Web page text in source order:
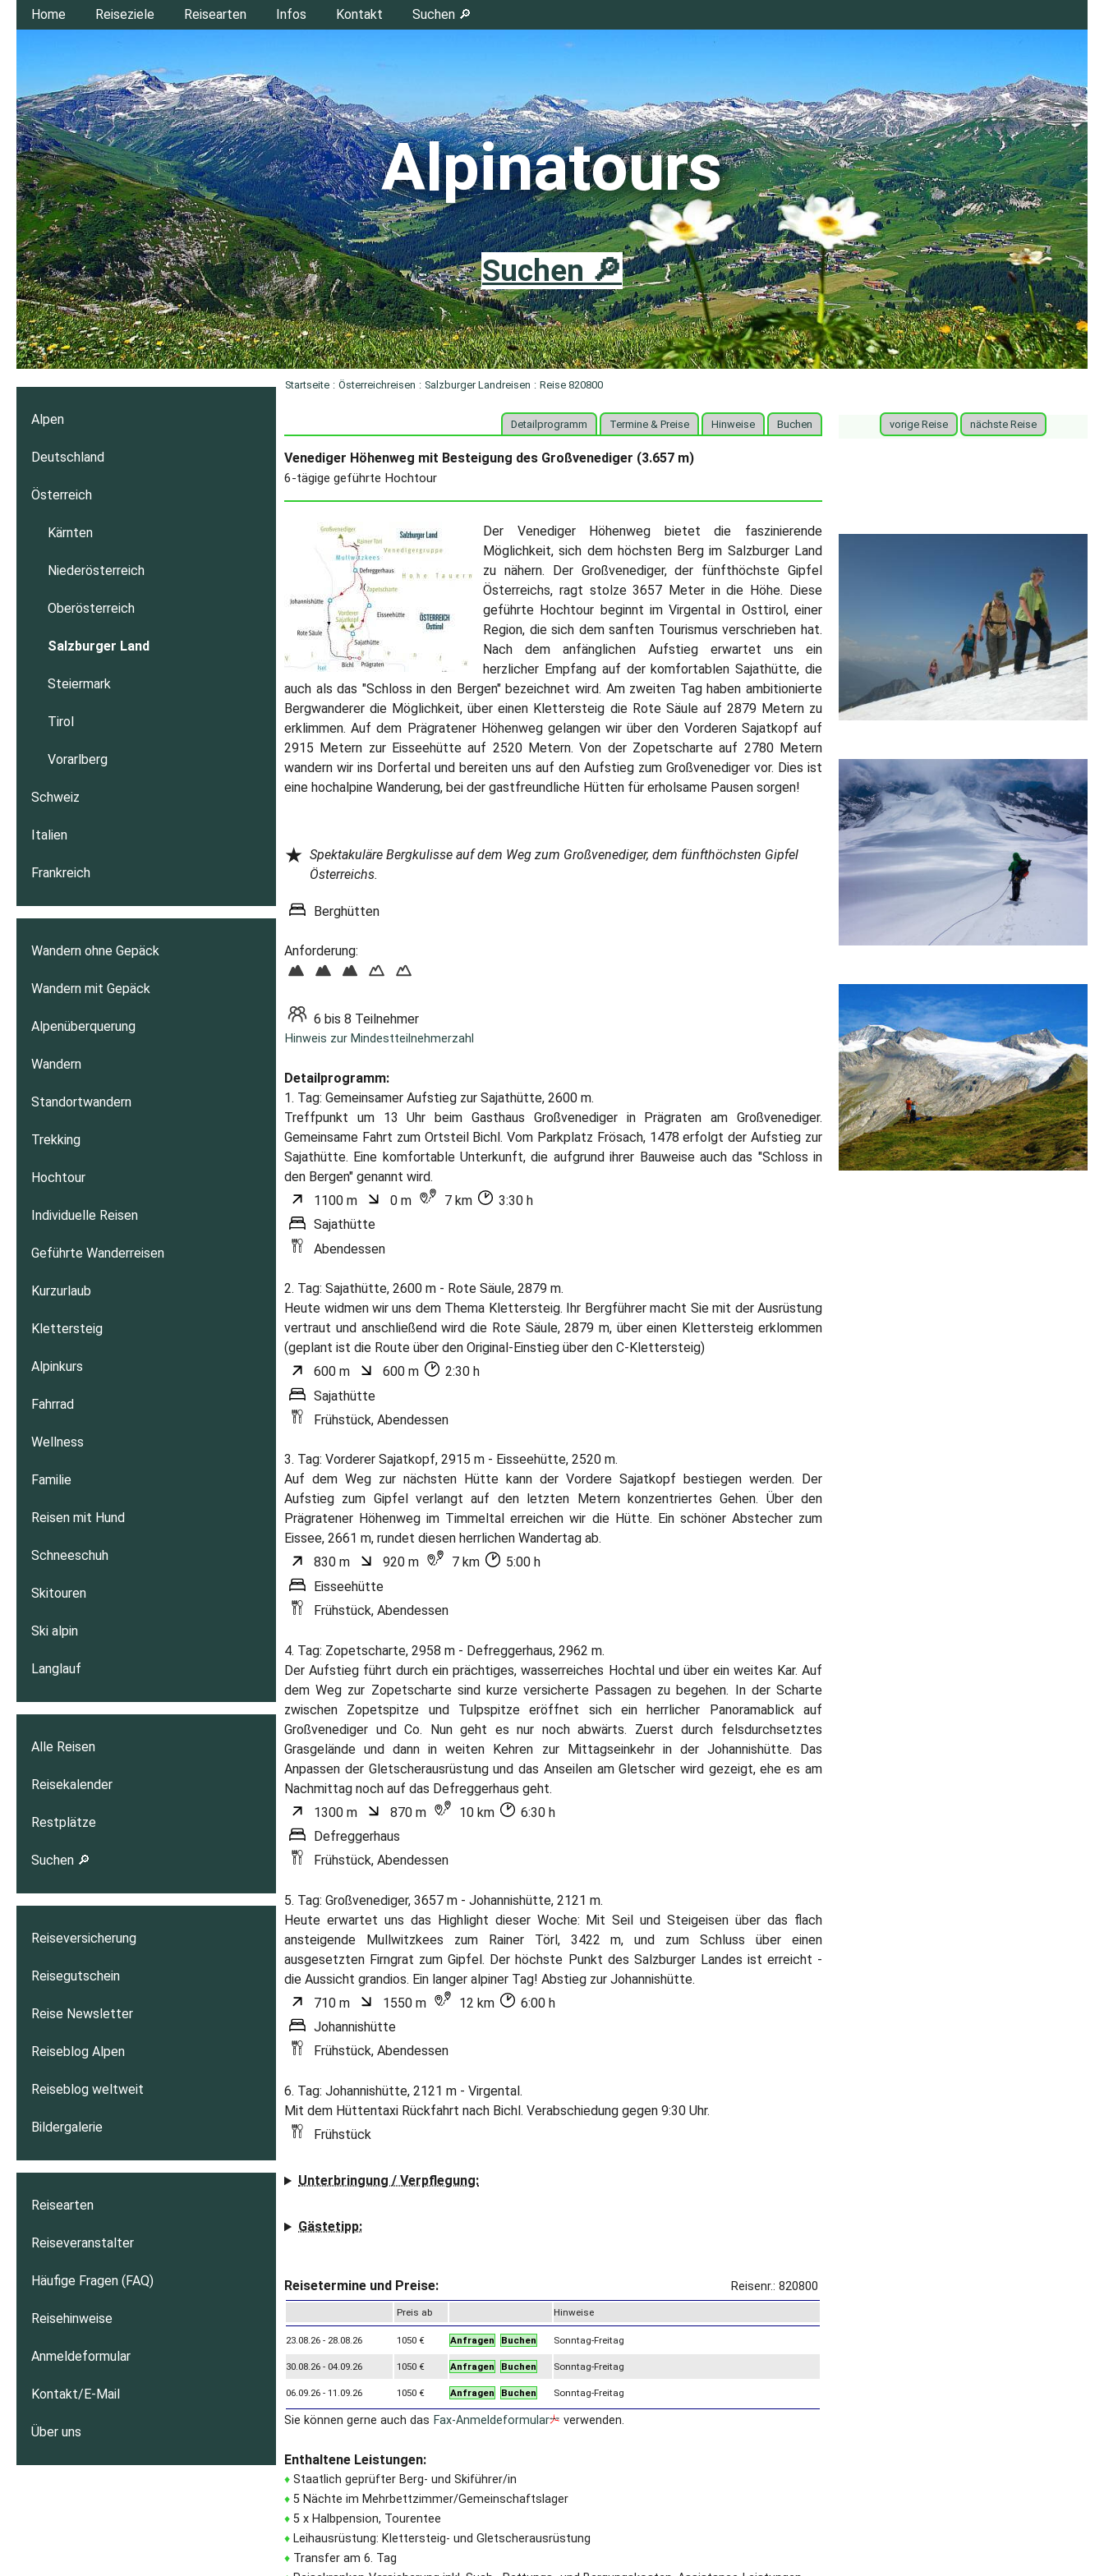
Home Reiseziele Reisearten Infos Kontakt Suchen 🔎
Suchen 🔎
Alpinatours
Startseite : Österreichreisen : Salzburger Landreisen : Reise 820800
Detailprogramm Termine & Preise Hinweise Buchen
Venediger Höhenweg mit Besteigung des Großvenediger (3.657 m)
6-tägige geführte Hochtour
Der Venediger Höhenweg bietet die faszinierende
Möglichkeit, sich dem höchsten Berg im Salzburger Land
zu nähern. Der Großvenediger, der fünfthöchste Gipfel
Österreichs, ragt stolze 3657 Meter in die Höhe. Diese
geführte Hochtour beginnt im Virgental in Osttirol, einer
Region, die sich dem sanften Tourismus verschrieben hat.
Nach dem anfänglichen Aufstieg erwartet uns ein
herzlicher Empfang auf der komfortablen Sajathütte, die
auch als das "Schloss in den Bergen" bezeichnet wird. Am zweiten Tag haben ambitionierte
Bergwanderer die Möglichkeit, über einen Klettersteig die Rote Säule auf 2879 Metern zu
erklimmen. Auf dem Prägratener Höhenweg gelangen wir über den Vorderen Sajatkopf auf
2915 Metern zur Eisseehütte auf 2520 Metern. Von der Zopetscharte auf 2780 Metern
wandern wir ins Dorfertal und bereiten uns auf den Aufstieg zum Großvenediger vor. Dies ist
eine hochalpine Wanderung, bei der gastfreundliche Hütten für erholsame Pausen sorgen!
★ Spektakuläre Bergkulisse auf dem Weg zum Großvenediger, dem fünfthöchsten Gipfel
Österreichs.
Berghütten
Anforderung:
6 bis 8 Teilnehmer
Hinweis zur Mindestteilnehmerzahl
Detailprogramm:
1. Tag: Gemeinsamer Aufstieg zur Sajathütte, 2600 m.
Treffpunkt um 13 Uhr beim Gasthaus Großvenediger in Prägraten am Großvenediger.
Gemeinsame Fahrt zum Ortsteil Bichl. Vom Parkplatz Frösach, 1478 erfolgt der Aufstieg zur
Sajathütte. Eine komfortable Unterkunft, die aufgrund ihrer Bauweise auch das "Schloss in
den Bergen" genannt wird.
1100 m
0 m 7 km
3:30 h
Sajathütte
Abendessen
2. Tag: Sajathütte, 2600 m - Rote Säule, 2879 m.
Heute widmen wir uns dem Thema Klettersteig. Ihr Bergführer macht Sie mit der Ausrüstung
vertraut und anschließend wird die Rote Säule, 2879 m, über einen Klettersteig erklommen
(geplant ist die Route über den Original-Einstieg über den C-Klettersteig)
600 m
600 m
2:30 h
Sajathütte
Frühstück, Abendessen
3. Tag: Vorderer Sajatkopf, 2915 m - Eisseehütte, 2520 m.
Auf dem Weg zur nächsten Hütte kann der Vordere Sajatkopf bestiegen werden. Der
Aufstieg zum Gipfel verlangt auf den letzten Metern konzentriertes Gehen. Über den
Prägratener Höhenweg im Timmeltal erreichen wir die Hütte. Ein schöner Abstecher zum
Eissee, 2661 m, rundet diesen herrlichen Wandertag ab.
830 m
920 m 7 km
5:00 h
Eisseehütte
Frühstück, Abendessen
4. Tag: Zopetscharte, 2958 m - Defreggerhaus, 2962 m.
Der Aufstieg führt durch ein prächtiges, wasserreiches Hochtal und über ein weites Kar. Auf
dem Weg zur Zopetscharte sind kurze versicherte Passagen zu begehen. In der Scharte
zwischen Zopetspitze und Tulpspitze eröffnet sich ein herrlicher Panoramablick auf
Großvenediger und Co. Nun geht es nur noch abwärts. Zuerst durch felsdurchsetztes
Grasgelände und dann in weiten Kehren zur Mittagseinkehr in der Johannishütte. Das
Anpassen der Gletscherausrüstung und das Anseilen am Gletscher wird gezeigt, ehe es am
Nachmittag noch auf das Defreggerhaus geht.
1300 m
870 m 10 km
6:30 h
Defreggerhaus
Frühstück, Abendessen
5. Tag: Großvenediger, 3657 m - Johannishütte, 2121 m.
Heute erwartet uns das Highlight dieser Woche: Mit Seil und Steigeisen über das flach
ansteigende Mullwitzkees zum Rainer Törl, 3422 m, und zum Schluss über einen
ausgesetzten Firngrat zum Gipfel. Der höchste Punkt des Salzburger Landes ist erreicht -
die Aussicht grandios. Ein langer alpiner Tag! Abstieg zur Johannishütte.
710 m
1550 m 12 km
6:00 h
Johannishütte
Frühstück, Abendessen
6. Tag: Johannishütte, 2121 m - Virgental.
Mit dem Hüttentaxi Rückfahrt nach Bichl. Verabschiedung gegen 9:30 Uhr.
Frühstück
Unterbringung / Verpflegung:
Gästetipp:
Reisetermine und Preise: Reisenr.: 820800
Preis ab Hinweise
23.08.26 - 28.08.26 1050 € Anfragen Buchen Sonntag-Freitag
30.08.26 - 04.09.26 1050 € Anfragen Buchen Sonntag-Freitag
06.09.26 - 11.09.26 1050 € Anfragen Buchen Sonntag-Freitag
Sie können gerne auch das Fax-Anmeldeformular verwenden.
Enthaltene Leistungen:
♦ Staatlich geprüfter Berg- und Skiführer/in
♦ 5 Nächte im Mehrbettzimmer/Gemeinschaftslager
♦ 5 x Halbpension, Tourentee
♦ Leihausrüstung: Klettersteig- und Gletscherausrüstung
♦ Transfer am 6. Tag
Alpen
Deutschland
Österreich
Kärnten
Niederösterreich
Oberösterreich
Salzburger Land
Steiermark
Tirol
Vorarlberg
Schweiz
Italien
Frankreich
Wandern ohne Gepäck
Wandern mit Gepäck
Alpenüberquerung
Wandern
Standortwandern
Trekking
Hochtour
Individuelle Reisen
Geführte Wanderreisen
Kurzurlaub
Klettersteig
Alpinkurs
Fahrrad
Wellness
Familie
Reisen mit Hund
Schneeschuh
Skitouren
Ski alpin
Langlauf
Alle Reisen
Reisekalender
Restplätze
Suchen 🔎
Reiseversicherung
Reisegutschein
Reise Newsletter
Reiseblog Alpen
Reiseblog weltweit
Bildergalerie
Reisearten
Reiseveranstalter
Häufige Fragen (FAQ)
Reisehinweise
Anmeldeformular
Kontakt/E-Mail
Über uns
vorige Reise nächste Reise